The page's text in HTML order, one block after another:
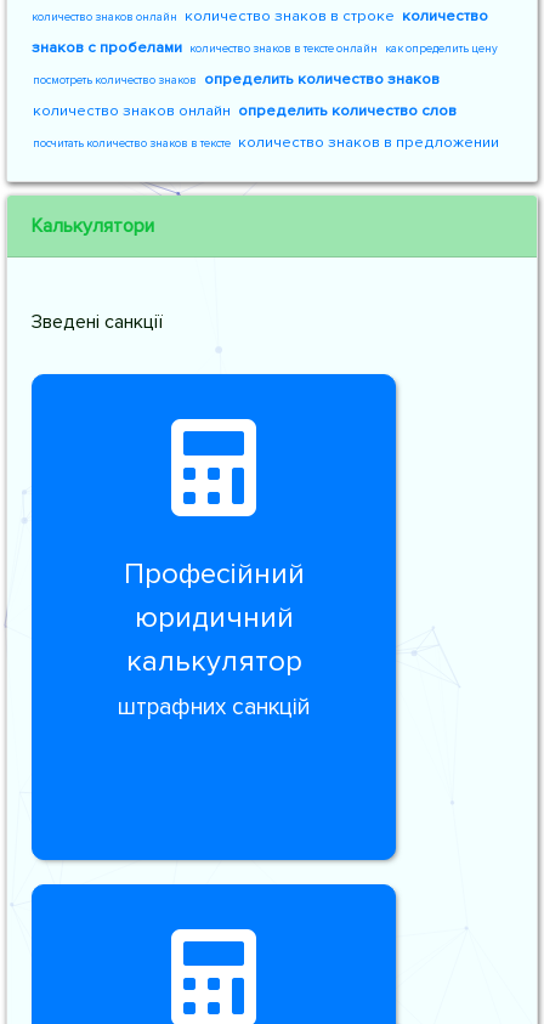
количество знаков онлайн количество знаков в строке количество
знаков с пробелами количество знаков в тексте онлайн как определить цену
посмотреть количество знаков
определить количество знаков
количество знаков онлайн определить количество слов
посчитать количество знаков в тексте количество знаков в предложении
Калькулятори
Зведені санкції
Професійний
юридичний
калькулятор
штрафних санкцій